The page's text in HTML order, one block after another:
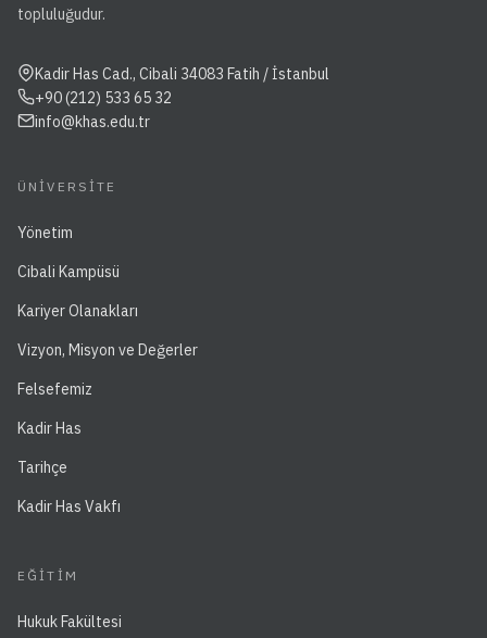
topluluğudur.
Kadir Has Cad., Cibali 34083 Fatih / İstanbul
+90 (212) 533 65 32
info@khas.edu.tr
ÜNIVERSITE
Yönetim
Cibali Kampüsü
Kariyer Olanakları
Vizyon, Misyon ve Değerler
Felsefemiz
Kadir Has
Tarihçe
Kadir Has Vakfı
EĞITIM
Hukuk Fakültesi